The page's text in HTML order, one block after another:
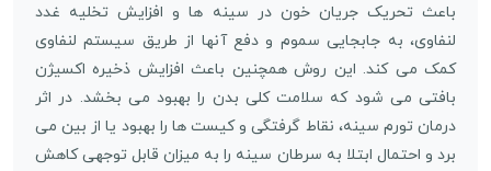
باعث تحریک جریان خون در سینه ها و افزایش تخلیه غدد
لنفاوی، به جابجایی سموم و دفع آنها از طریق سیستم لنفاوی
کمک می کند. این روش همچنین باعث افزایش ذخیره اکسیژن
بافتی می شود که سلامت کلی بدن را بهبود می بخشد. در اثر
درمان تورم سینه، نقاط گرفتگی و کیست ها را بهبود یا از بین می
برد و احتمال ابتلا به سرطان سینه را به میزان قابل توجهی کاهش